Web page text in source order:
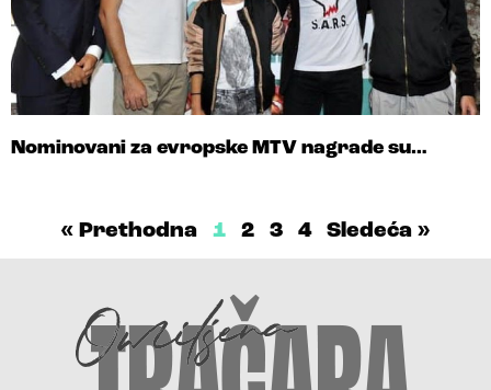
Nominovani za evropske MTV nagrade su…
« Prethodna 1 2 3 4 Sledeća »